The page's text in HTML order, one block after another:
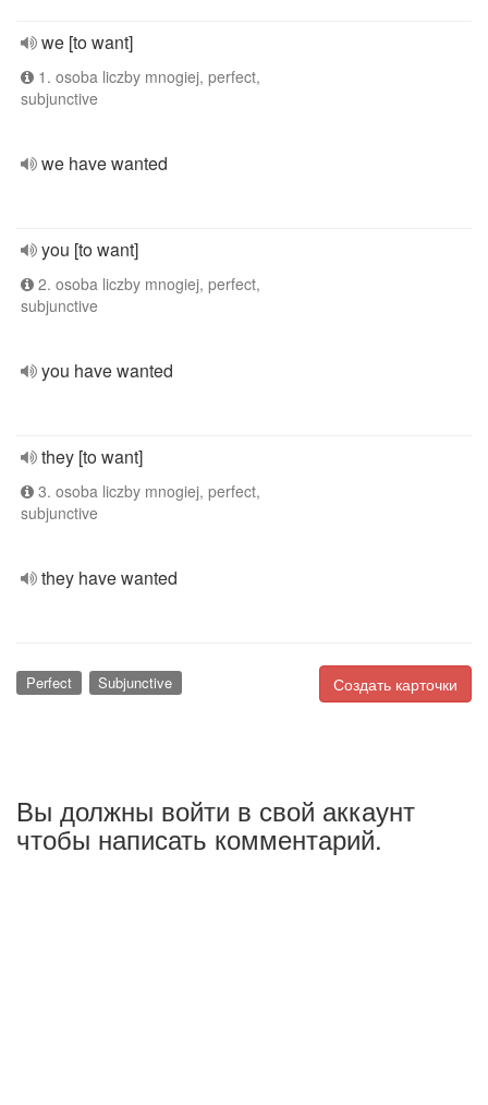
we [to want]
1. osoba liczby mnogiej, perfect,
subjunctive
we have wanted
you [to want]
2. osoba liczby mnogiej, perfect,
subjunctive
you have wanted
they [to want]
3. osoba liczby mnogiej, perfect,
subjunctive
they have wanted
Создать карточки
Perfect Subjunctive
Вы должны войти в свой аккаунт
чтобы написать комментарий.